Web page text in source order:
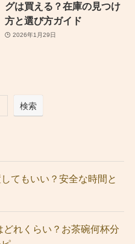
グは買える？在庫の見つけ
方と選び方ガイド
2026年1月29日
検索
てもいい？安全な時間と
れくらい？お茶碗何杯分